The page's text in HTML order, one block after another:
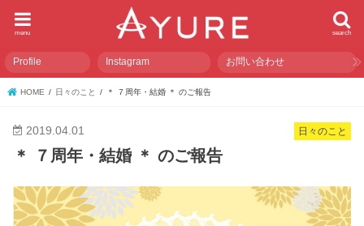
search
menu
Profile Instagram お問い合わせ
HOME 日々のこと ＊ ７周年・結婚 ＊ のご報告
日々のこと
2019.04.01
＊ ７周年・結婚 ＊ のご報告